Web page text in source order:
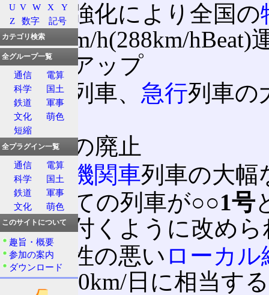
軌道強化により全国の
120km/h(288km/
ードアップ
特急 列車、 急行列車の
増)
準急の廃止
蒸気機関車列車の大幅
すべての列車が○○1号
数が付くように改めら
採算性の悪い ローカル
18,500km/日に相当す
U V W X
Y
Z
数字 記号
カテゴリ検索
全グループ一覧
通信
電算
科学
国土
鉄道
軍事
文化
萌色
短縮
全プラグイン一覧
通信
電算
科学
国土
鉄道
軍事
文化
萌色
このサイトについて
趣旨・概要
参加の案内
ダウンロード